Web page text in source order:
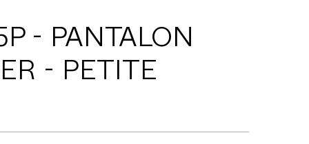
- PANTALON
- PETITE